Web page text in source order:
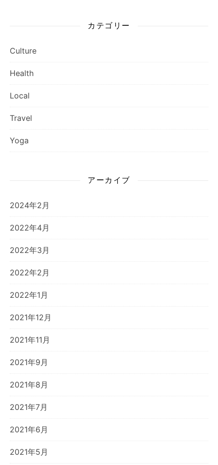
カテゴリー
Culture
Health
Local
Travel
Yoga
アーカイブ
2024年2月
2022年4月
2022年3月
2022年2月
2022年1月
2021年12月
2021年11月
2021年9月
2021年8月
2021年7月
2021年6月
2021年5月